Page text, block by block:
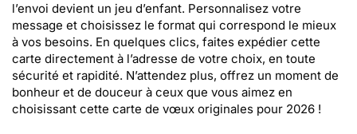
l’envoi devient un jeu d’enfant. Personnalisez votre
message et choisissez le format qui correspond le mieux
à vos besoins. En quelques clics, faites expédier cette
carte directement à l’adresse de votre choix, en toute
sécurité et rapidité. N’attendez plus, offrez un moment de
bonheur et de douceur à ceux que vous aimez en
choisissant cette carte de vœux originales pour 2026 !